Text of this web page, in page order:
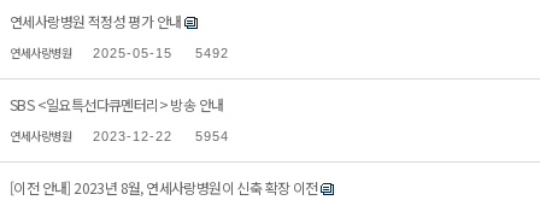
연세사랑병원 적정성 평가 안내
연세사랑병원 2025-05-15 5492
SBS <일요특선다큐멘터리> 방송 안내
연세사랑병원 2023-12-22 5954
[이전 안내] 2023년 8월, 연세사랑병원이 신축 확장 이전